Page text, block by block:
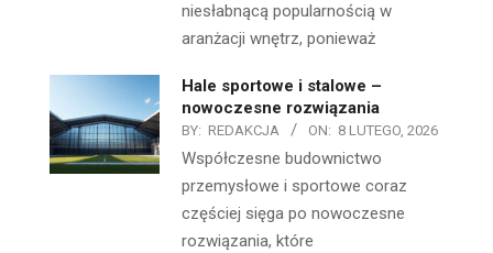
niesłabnącą popularnością w
aranżacji wnętrz, ponieważ
Hale sportowe i stalowe –
nowoczesne rozwiązania
BY: REDAKCJA ON: 8 LUTEGO, 2026
Współczesne budownictwo
przemysłowe i sportowe coraz
częściej sięga po nowoczesne
rozwiązania, które